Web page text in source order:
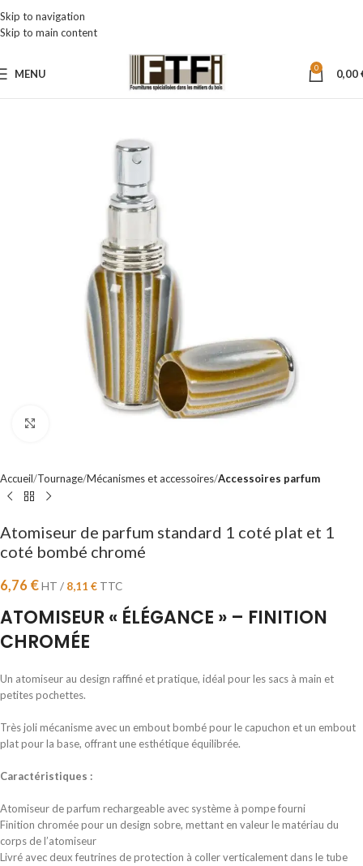
Skip to navigation
Skip to main content
MENU 0 0,00
Accueil Tournage Mécanismes et accessoires Accessoires parfum
Atomiseur de parfum standard 1 coté plat et 1
coté bombé chromé
6,76€HT / 8,11 € TTC
ATOMISEUR « ÉLÉGANCE » – FINITION
CHROMÉE
Un atomiseur au design raffiné et pratique, idéal pour les sacs à main et
petites pochettes.
Très joli mécanisme avec un embout bombé pour le capuchon et un embout
plat pour la base, offrant une esthétique équilibrée.
Caractéristiques :
Atomiseur de parfum rechargeable avec système à pompe fourni
Finition chromée pour un design sobre, mettant en valeur le matériau du
corps de l’atomiseur
Livré avec deux feutrines de protection à coller verticalement dans le tube